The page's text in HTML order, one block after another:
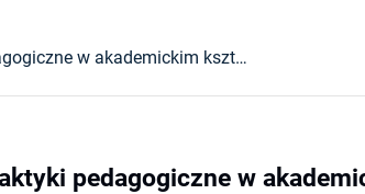
Praktyki pedagogiczne w akademickim kształceniu (przyszłych) nauczycieli wczesnej edukacji
pedagogiczne w